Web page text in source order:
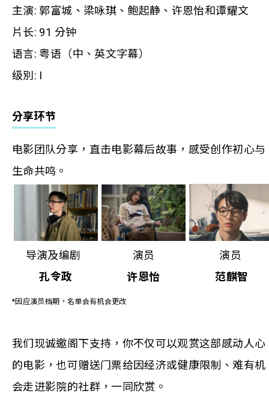
主演: 郭富城、梁咏琪、鲍起静、许恩怡和谭耀文
片长: 91 分钟
语言: 粤语（中、英文字幕）
级別: I
分享环节
电影团队分享，直击电影幕后故事，感受创作初心与
生命共鸣。
导演及编剧
孔令政
演员
许恩怡
演员
范麒智
*因应演员档期，名单会有机会更改
我们现诚邀阁下支持，你不仅可以观赏这部感动人心
的电影，也可赠送门票给因经济或健康限制、难有机
会走进影院的社群，一同欣赏。